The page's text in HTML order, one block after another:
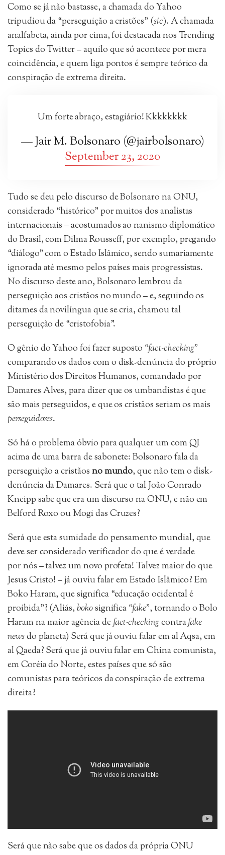
Como se já não bastasse, a chamada do Yahoo
tripudiou da “perseguição a cristões” (sic). A chamada
analfabeta, ainda por cima, foi destacada nos Trending
Topics do Twitter – aquilo que só acontece por mera
coincidência, e quem liga pontos é sempre teórico da
conspiração de extrema direita.
Um forte abraço, estagiário! Kkkkkkkk
— Jair M. Bolsonaro (@jairbolsonaro)
September 23, 2020
Tudo se deu pelo discurso de Bolsonaro na ONU,
considerado “histórico” por muitos dos analistas
internacionais – acostumados ao nanismo diplomático
do Brasil, com Dilma Rousseff, por exemplo, pregando
“diálogo” com o Estado Islâmico, sendo sumariamente
ignorada até mesmo pelos países mais progressistas.
No discurso deste ano, Bolsonaro lembrou da
perseguição aos cristãos no mundo – e, seguindo os
ditames da novilíngua que se cria, chamou tal
perseguição de “cristofobia”.
O gênio do Yahoo foi fazer suposto “fact-checking”
comparando os dados com o disk-denúncia do próprio
Ministério dos Direitos Humanos, comandado por
Damares Alves, para dizer que os umbandistas é que
são mais perseguidos, e que os cristãos seriam os mais
perseguidores.
Só há o problema óbvio para qualquer um com QI
acima de uma barra de sabonete: Bolsonaro fala da
perseguição a cristãosno mundo, que não tem o disk-
denúncia da Damares. Será que o tal João Conrado
Kneipp sabe que era um discurso na ONU, e não em
Belford Roxo ou Mogi das Cruzes?
Será que esta sumidade do pensamento mundial, que
deve ser considerado verificador do que é verdade
por nós – talvez um novo profeta! Talvez maior do que
Jesus Cristo! – já ouviu falar em Estado Islâmico? Em
Boko Haram, que significa “educação ocidental é
proibida”? (Aliás,bokosignifica“fake”, tornando o Bolo
Haram na maior agência defact-checkingcontrafake
newsdo planeta) Será que já ouviu falar em al Aqsa, em
al Qaeda? Será que já ouviu falar em China comunista,
em Coréia do Norte, estes países que só são
comunistas para teóricos da conspiração de extrema
direita?
Será que não sabe que os dados da própria ONU